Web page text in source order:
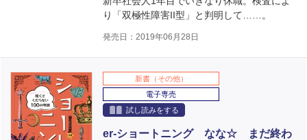
り「双極性障害II型」と判明して……。
発売日：2019年06月28日
新書（その他）
電子専売
試し読みをする
er-ショートニング なな☆ まだ終わ